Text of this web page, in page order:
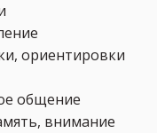
ориентировки
общение
внимание